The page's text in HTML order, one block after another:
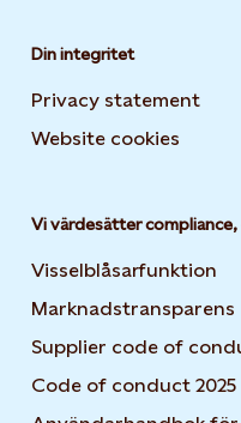
Din integritet
Privacy statement
Website cookies
Vi värdesätter
Visselblåsarfunktion
Marknadstransparens
Supplier code of
Code of conduct 2025